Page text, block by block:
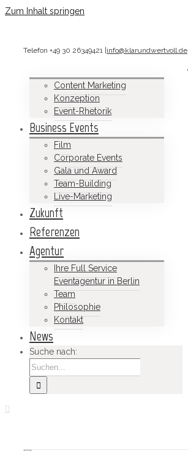
Zum Inhalt springen
Telefon +49 30 26349421 info@klarundwertvoll.de
Content Marketing
Konzeption
Event-Rhetorik
Business Events
Film
Corporate Events
Gala und Award
Team-Building
Live-Marketing
Zukunft
Referenzen
Agentur
Ihre Full Service
Eventagentur in Berlin
Team
Philosophie
Kontakt
News
Suche nach: